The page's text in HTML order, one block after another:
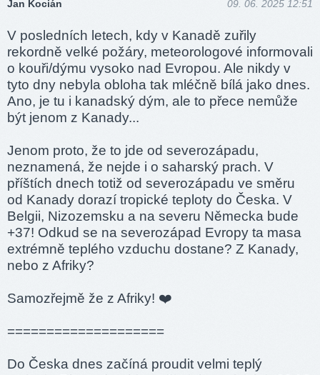
Jan Kocián 09. 06. 2025 12:51
V posledních letech, kdy v Kanadě zuřily
rekordně velké požáry, meteorologové informovali
o kouři/dýmu vysoko nad Evropou. Ale nikdy v
tyto dny nebyla obloha tak mléčně bílá jako dnes.
Ano, je tu i kanadský dým, ale to přece nemůže
být jenom z Kanady...
Jenom proto, že to jde od severozápadu,
neznamená, že nejde i o saharský prach. V
příštích dnech totiž od severozápadu ve směru
od Kanady dorazí tropické teploty do Česka. V
Belgii, Nizozemsku a na severu Německa bude
+37! Odkud se na severozápad Evropy ta masa
extrémně teplého vzduchu dostane? Z Kanady,
nebo z Afriky?
Samozřejmě že z Afriky! ❤️‍
====­======­======­====
Do Česka dnes začíná proudit velmi teplý